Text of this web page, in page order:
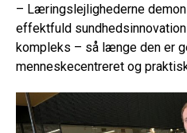
– Læringslejlighederne
effektfuld
kompleks – så længe den er
menneskecentreret og